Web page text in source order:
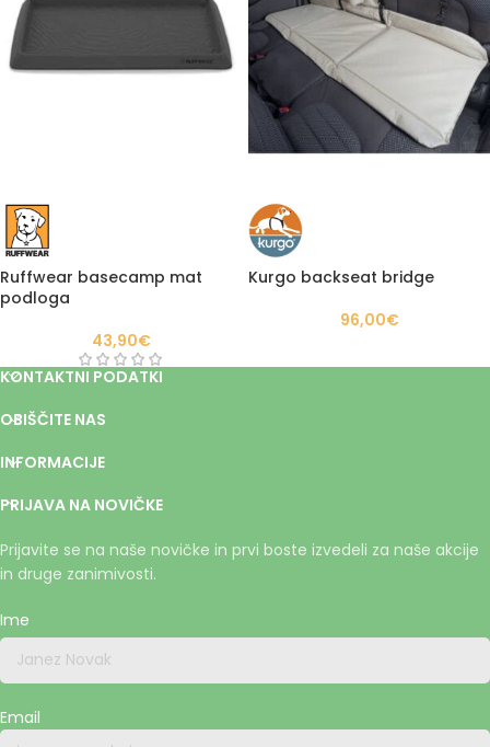
Ruffwear basecamp mat
podloga
43,90€
Kurgo backseat bridge
96,00€
KONTAKTNI PODATKI
OBIŠČITE NAS
INFORMACIJE
PRIJAVA NA NOVIČKE
Prijavite se na naše novičke in prvi boste izvedeli za naše akcije
in druge zanimivosti.
Ime
Email